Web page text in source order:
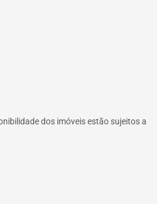
dos imóveis estão sujeitos a